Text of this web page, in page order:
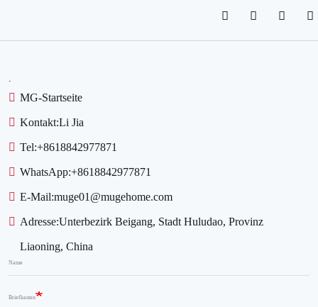
MG-Startseite
Kontakt:Li Jia
Tel:+8618842977871
WhatsApp:+8618842977871
E-Mail:muge01@mugehome.com
Adresse:Unterbezirk Beigang, Stadt Huludao, Provinz
Liaoning, China
Name
Briefkasten